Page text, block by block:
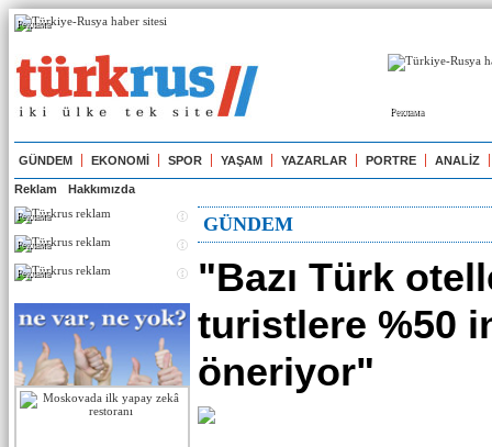
Реклама
Реклама
GÜNDEM EKONOMİ SPOR YAŞAM YAZARLAR PORTRE ANALİZ
Reklam Hakkımızda
Реклама
Реклама
Реклама
GÜNDEM
"Bazı Türk
turistlere %50
öneriyor"